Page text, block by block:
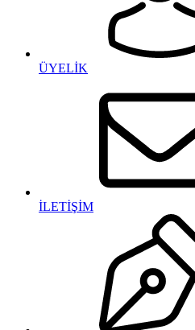
ÜYELİK
İLETİŞİM